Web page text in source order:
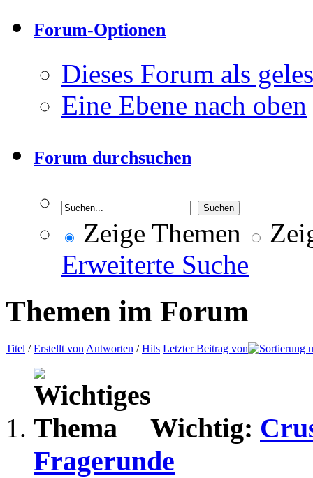
Forum-Optionen
Dieses Forum als
Eine Ebene nach oben
Forum durchsuchen
Zeige Themen
Erweiterte Suche
Themen im Forum
Titel /Erstellt von Antworten /Hits Letzter Beitrag von
Wichtig:
Fragerunde